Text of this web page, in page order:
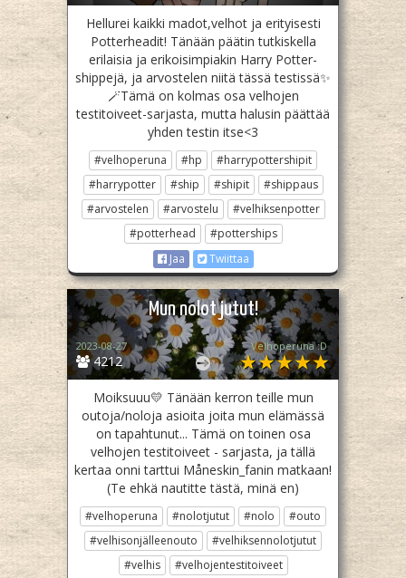
Hellurei kaikki madot,velhot ja erityisesti
Potterheadit! Tänään päätin tutkiskella
erilaisia ja erikoisimpiakin Harry Potter-
shippejä, ja arvostelen niitä tässä testissä✨
🪄Tämä on kolmas osa velhojen
testitoiveet-sarjasta, mutta halusin päättää
yhden testin itse<3
#velhoperuna #hp
#harrypottershipit
#harrypotter
#ship #shipit
#shippaus
#arvostelen
#arvostelu
#velhiksenpotter
#potterhead
#potterships
Jaa
Twiittaa
Mun nolot jutut!
4212
2023-08-27 Velhoperuna :D
Moiksuuu💛 Tänään kerron teille mun
outoja/noloja asioita joita mun elämässä
on tapahtunut... Tämä on toinen osa
velhojen testitoiveet - sarjasta, ja tällä
kertaa onni tarttui Måneskin_fanin matkaan!
(Te ehkä nautitte tästä, minä en)
#velhoperuna #nolotjutut #nolo
#outo
#velhisonjälleenouto
#velhiksennolotjutut
#velhis
#velhojentestitoiveet